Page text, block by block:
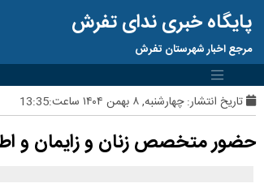
پایگاه خبری ندای تفرش
مرجع اخبار شهرستان تفرش
تاریخ انتشار:چهارشنبه, ۸ بهمن ۱۴۰۴ ساعت:13:35
حضور متخصص زنان و زایمان و